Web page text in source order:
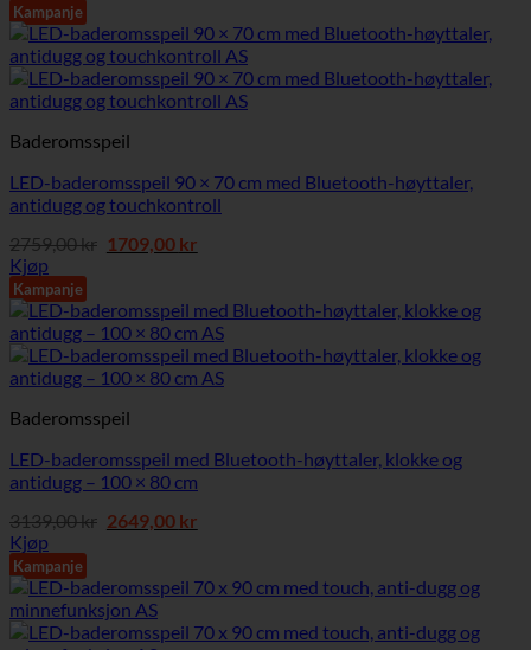
1149,00 kr.959,00 kr.
Kampanje
Baderomsspeil
LED-baderomsspeil 90 × 70 cm med Bluetooth-høyttaler,
antidugg og touchkontroll
2759,00kr Opprinnelig
pris
2759,00 kr.
1709,00 krNåværende
pris
1709,00 kr.
Kjøp
Kampanje
Baderomsspeil
LED-baderomsspeil med Bluetooth-høyttaler, klokke og
antidugg – 100 × 80 cm
3139,00kr Opprinnelig
pris
3139,00 kr.
2649,00 krNåværende
pris
2649,00 kr.
Kjøp
Kampanje